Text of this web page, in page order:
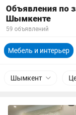
Объявления по
Шымкенте
59 объявлений
Мебель и интерьер
Шымкент